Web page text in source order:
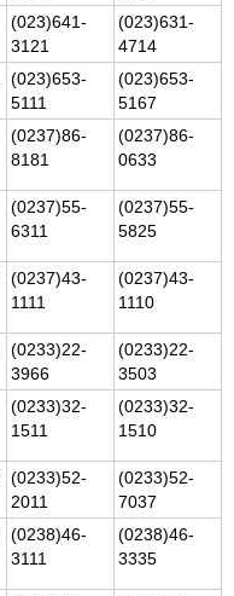
(023)641-
3121
(023)631-
4714
(023)653-
5111
(023)653-
5167
(0237)86-
8181
(0237)86-
0633
(0237)55-
6311
(0237)55-
5825
(0237)43-
1111
(0237)43-
1110
(0233)22-
3966
(0233)22-
3503
(0233)32-
1511
(0233)32-
1510
(0233)52-
2011
(0233)52-
7037
(0238)46-
3111
(0238)46-
3335